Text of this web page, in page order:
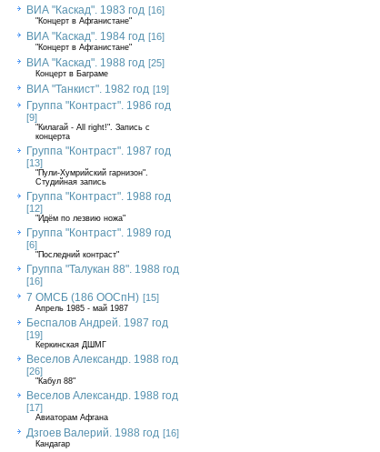
ВИА "Каскад". 1983 год [16]
"Концерт в Афганистане"
ВИА "Каскад". 1984 год [16]
"Концерт в Афганистане"
ВИА "Каскад". 1988 год [25]
Концерт в Баграме
ВИА "Танкист". 1982 год [19]
Группа "Контраст". 1986 год
[9]
"Килагай - All right!". Запись с
концерта
Группа "Контраст". 1987 год
[13]
"Пули-Хумрийский гарнизон".
Студийная запись
Группа "Контраст". 1988 год
[12]
"Идём по лезвию ножа"
Группа "Контраст". 1989 год
[6]
"Последний контраст"
Группа "Талукан 88". 1988 год
[16]
7 ОМСБ (186 ООСпН) [15]
Апрель 1985 - май 1987
Беспалов Андрей. 1987 год
[19]
Керкинская ДШМГ
Веселов Александр. 1988 год
[26]
"Кабул 88"
Веселов Александр. 1988 год
[17]
Авиаторам Афгана
Дзгоев Валерий. 1988 год [16]
Кандагар